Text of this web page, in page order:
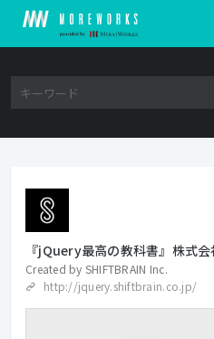
『jQuery最高の教科書』株式
Created by SHIFTBRAIN Inc.
http://jquery.shiftbrain.co.jp/